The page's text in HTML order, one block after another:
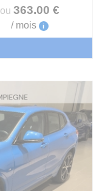
ou 363.00 €
/ mois i